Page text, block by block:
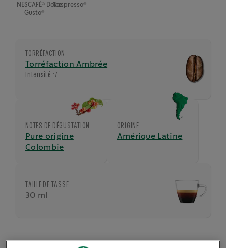
NESCAFÉ®
Dolce
Gusto®
Nespresso®
TORRÉFACTION
Torréfaction Ambrée
Intensité : 7
NOTES DE DÉGUSTATION
Pure origine
Colombie
ORIGINE
Amérique Latine
TAILLE DE TASSE
30 ml